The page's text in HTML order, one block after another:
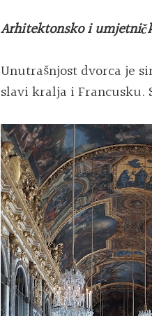
Arhitektonsko i
Unutrašnjost dvorca je
slavi kralja i Francusku.